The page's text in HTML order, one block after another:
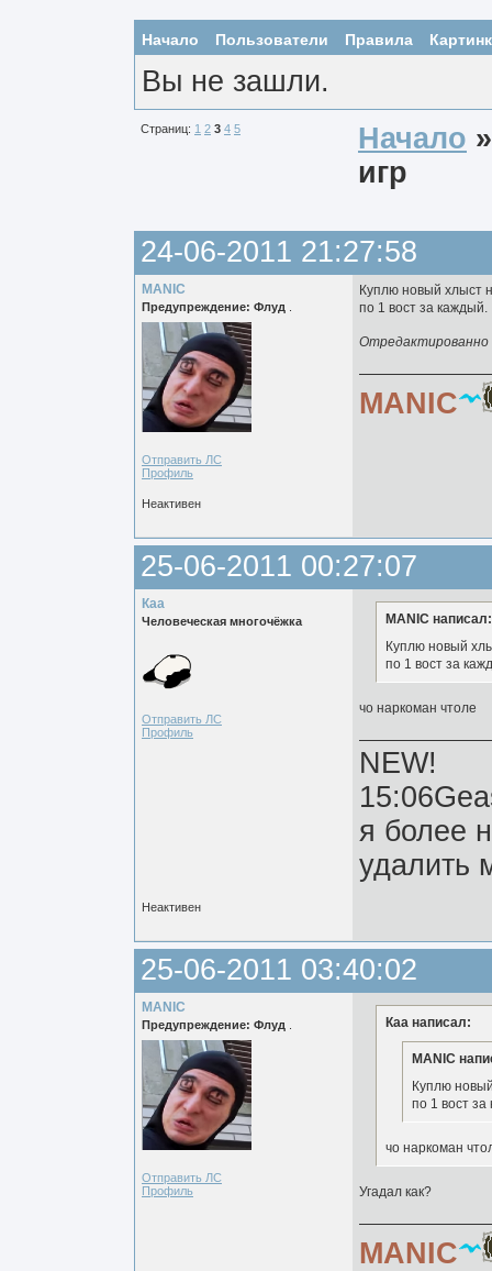
Начало Пользователи Правила
Вы не зашли.
Страниц: 1 2 3 4 5 Начало
игр
24-06-2011 21:27:58
MANIC
Предупреждение: Флуд
Отправить ЛС
Профиль
Куплю новый хлыст
по 1 вост за каждый.
Отредактированно
MANIC
Неактивен
25-06-2011 00:27:07
Каа
Человеческая многочёжка
Отправить ЛС
Профиль
MANIC написал:
Куплю новый
по 1 вост за
чо наркоман чтоле
NEW!
я более
удалить
Неактивен
25-06-2011 03:40:02
MANIC
Предупреждение: Флуд
Отправить ЛС
Профиль
Каа написал:
MANIC
Куплю
по 1 вост
чо наркоман
Угадал как?
MANIC